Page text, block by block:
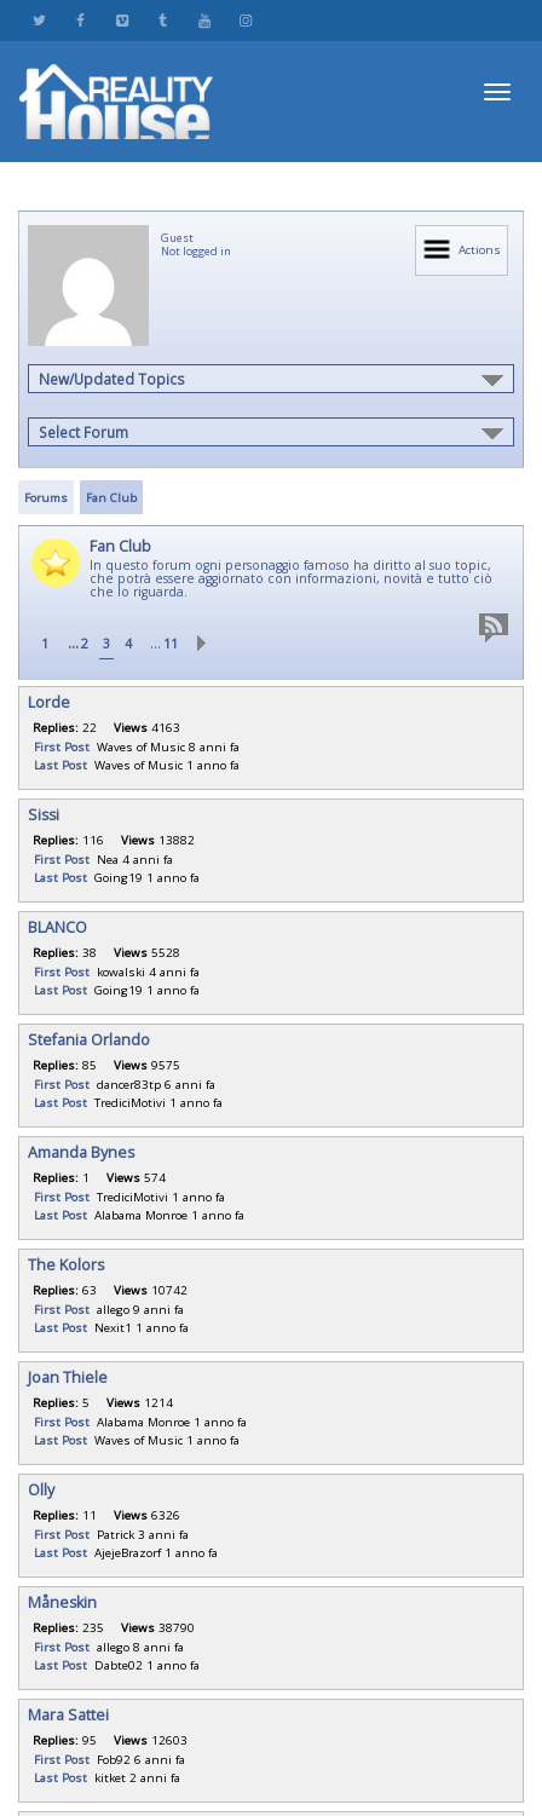
Actions
Guest
Not logged in
New/Updated Topics
Select Forum
Forums Fan Club
Fan Club
In questo forum ogni personaggio famoso ha diritto al suo topic,
che potrà essere aggiornato con informazioni, novità e tutto ciò
che lo riguarda.
1 ...2 3 4 … 11
Lorde
Replies: 22 Views 4163
First Post Waves of Music 8 anni fa
Last Post Waves of Music 1 anno fa
Sissi
Replies: 116 Views 13882
First Post Nea 4 anni fa
Last Post Going19 1 anno fa
BLANCO
Replies: 38 Views 5528
First Post kowalski 4 anni fa
Last Post Going19 1 anno fa
Stefania Orlando
Replies: 85 Views 9575
First Post dancer83tp 6 anni fa
Last Post TrediciMotivi 1 anno fa
Amanda Bynes
Replies: 1 Views 574
First Post TrediciMotivi 1 anno fa
Last Post Alabama Monroe 1 anno fa
The Kolors
Replies: 63 Views 10742
First Post allego 9 anni fa
Last Post Nexit1 1 anno fa
Joan Thiele
Replies: 5 Views 1214
First Post Alabama Monroe 1 anno fa
Last Post Waves of Music 1 anno fa
Olly
Replies: 11 Views 6326
First Post Patrick 3 anni fa
Last Post AjejeBrazorf 1 anno fa
Måneskin
Replies: 235 Views 38790
First Post allego 8 anni fa
Last Post Dabte02 1 anno fa
Mara Sattei
Replies: 95 Views 12603
First Post Fob92 6 anni fa
Last Post kitket 2 anni fa